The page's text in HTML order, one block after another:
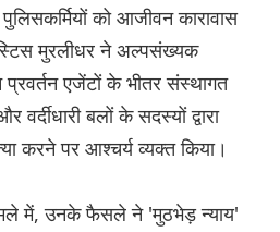
को आजीवन कारावास
मुरलीधर ने अल्पसंख्यक
एजेंटों के भीतर संस्थागत
वर्दीधारी बलों के सदस्यों द्वारा
करने पर आश्चर्य व्यक्त किया।
में, उनके फैसले ने 'मुठभेड़ न्याय'